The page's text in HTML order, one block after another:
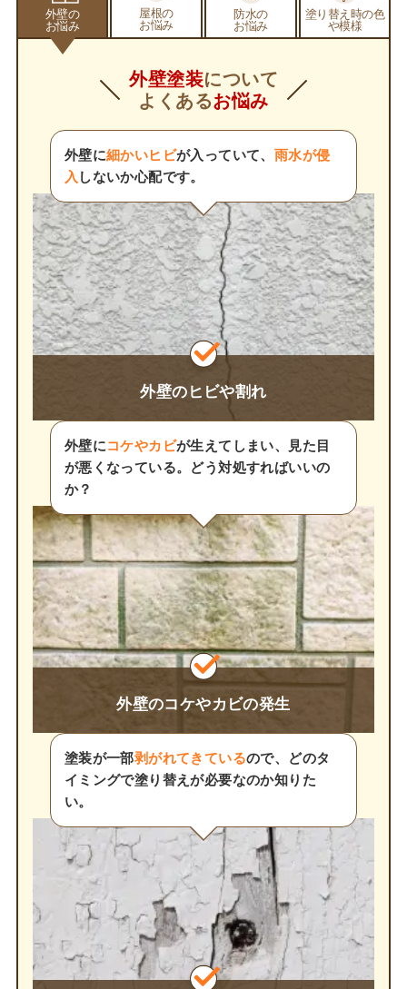
外壁の
お悩み
屋根の
お悩み
防水の
お悩み
塗り替え時の色
や模様
外壁塗装について
よくあるお悩み
外壁に細かいヒビが入っていて、 雨水が侵
入 しないか心配です。
外壁のヒビや割れ
外壁にコケやカビが生えてしまい、見た目
が悪くなっている。どう対処すればいいの
か？
外壁のコケやカビの発生
塗装が一部剥がれてきているので、どのタ
イミングで塗り替えが必要なのか知りた
い。